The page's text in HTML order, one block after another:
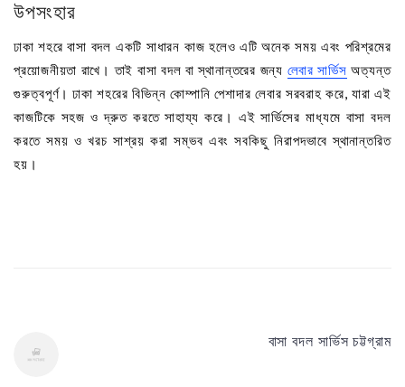
উপসংহার
ঢাকা শহরে বাসা বদল একটি সাধারন কাজ হলেও এটি অনেক সময় এবং পরিশ্রমের
প্রয়োজনীয়তা রাখে। তাই বাসা বদল বা স্থানান্তরের জন্য লেবার সার্ভিস অত্যন্ত
গুরুত্বপূর্ণ। ঢাকা শহরের বিভিন্ন কোম্পানি পেশাদার লেবার সরবরাহ করে, যারা এই
কাজটিকে সহজ ও দ্রুত করতে সাহায্য করে। এই সার্ভিসের মাধ্যমে বাসা বদল
করতে সময় ও খরচ সাশ্রয় করা সম্ভব এবং সবকিছু নিরাপদভাবে স্থানান্তরিত
হয়।
বাসা বদল সার্ভিস চট্টগ্রাম